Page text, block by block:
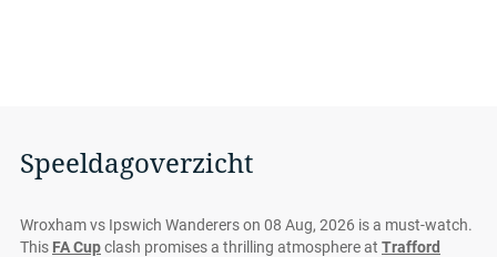
Speeldagoverzicht
Wroxham vs Ipswich Wanderers on 08 Aug, 2026 is a must-watch.
This FA Cupclash promises a thrilling atmosphere at Trafford